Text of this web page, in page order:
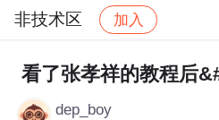
非技术区 加入
社区 非技术区 帖子详情
看了张孝祥的教程后
dep_boy